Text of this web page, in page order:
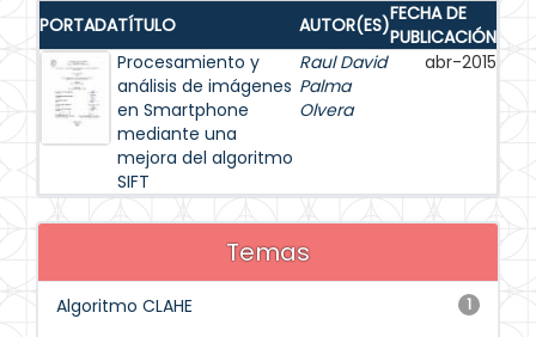
PORTADATÍTULO AUTOR(ES)FECHA DE
PUBLICACIÓN
Procesamiento y
análisis de imágenes
en Smartphone
mediante una
mejora del algoritmo
SIFT
Raul David
Palma
Olvera
abr-2015
Temas
1
Algoritmo CLAHE